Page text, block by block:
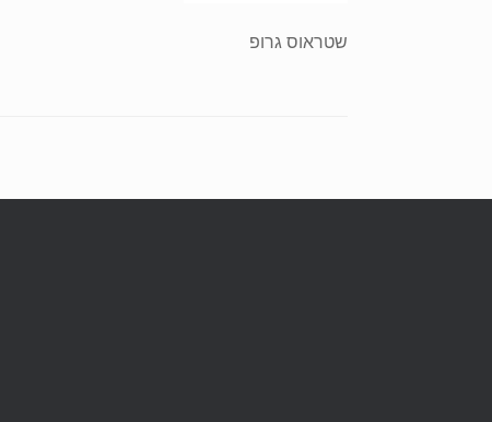
שטראוס גרופ